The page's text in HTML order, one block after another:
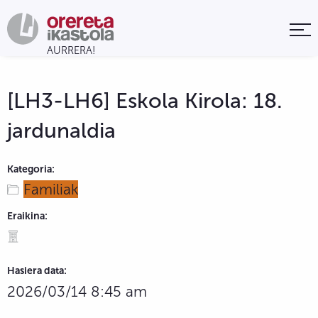
[LH3-LH6] Eskola Kirola: 18.
jardunaldia
Kategoria:
Familiak
Eraikina:
Hasiera data:
2026/03/14 8:45 am